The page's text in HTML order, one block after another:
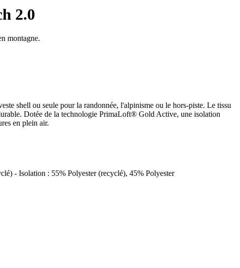
2.0
montagne.
shell ou seule pour la randonnée, l'alpinisme ou le hors-piste. Le tissu
Dotée de la technologie PrimaLoft® Gold Active, une isolation
en plein air.
- Isolation : 55% Polyester (recyclé), 45% Polyester